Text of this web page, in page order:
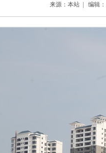
来源：本站 | 编辑